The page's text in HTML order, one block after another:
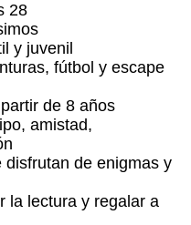
28
y juvenil
fútbol y escape
de 8 años
amistad,
disfrutan de enigmas y
la lectura y regalar a